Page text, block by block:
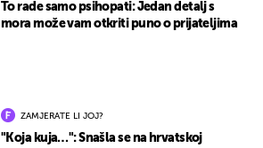
To rade samo psihopati: Jedan detalj s
mora može vam otkriti puno o prijateljima
ZAMJERATE LI JOJ?
"Koja kuja…": Snašla se na hrvatskoj